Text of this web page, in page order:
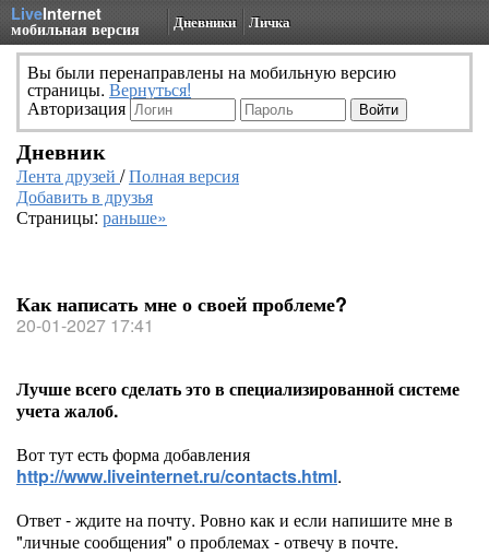
LiveInternet
мобильная версия Дневники Личка
Вы были перенаправлены на мобильную версию
страницы. Вернуться!
Авторизация
Дневник
Лента друзей /Полная версия
Добавить в друзья
Страницы: раньше»
Как написать мне о своей проблеме?
20-01-2027 17:41
Лучше всего сделать это в специализированной системе
учета жалоб.
Вот тут есть форма добавления
http://www.liveinternet.ru/contacts.html.
Ответ - ждите на почту. Ровно как и если напишите мне в
"личные сообщения" о проблемах - отвечу в почте.